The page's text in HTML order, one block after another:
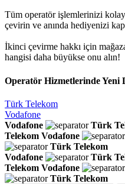
Tüm operatör işlemlerinizi
çevirin ve anında hediyenizi
İkinci çevirme hakkı için
hangisi daha büyükse onu alın!
Operatör Hizmetlerinde Yeni
Türk Telekom
Vodafone
Vodafone
Türk
Telekom Vodafone
Türk Telekom
Vodafone
Türk
Telekom Vodafone
Türk Telekom